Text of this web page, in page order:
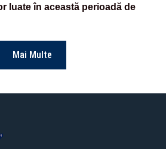
luate în această perioadă de
Mai Multe